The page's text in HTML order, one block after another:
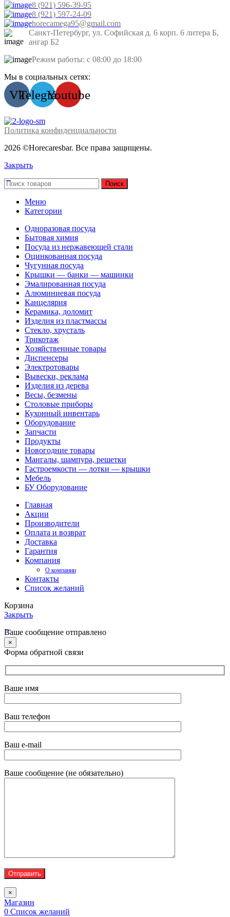
8 (921) 596-39-95
8 (921) 597-24-09
horecamega95@gmail.com
Санкт-Петербург, ул. Софийская д. 6 корп. 6 литера Б,
ангар Б2
Режим работы: с 08:00 до 18:00
Мы в социальных сетях:
VkTelegramYoutube
2026 ©Horecaresbar. Все права защищены.
Политика конфиденциальности
Закрыть
Поиск
Меню
Категории
Одноразовая посуда
Бытовая химия
Посуда из нержавеющей стали
Оцинкованная посуда
Чугунная посуда
Крышки — банки — машинки
Эмалированная посуда
Алюминиевая посуда
Канцелярия
Керамика, доломит
Изделия из пластмассы
Стекло, хрусталь
Трикотаж
Хозяйственные товары
Диспенсеры
Электротовары
Вывески, реклама
Изделия из дерева
Весы, безмены
Столовые приборы
Кухонный инвентарь
Оборудование
Запчасти
Продукты
Новогодние товары
Мангалы, шампура, решетки
Гастроемкости — лотки — крышки
Мебель
БУ Оборудование
Главная
Акции
Производители
Оплата и возврат
Доставка
Гарантия
Компания
О компании
Контакты
Список желаний
Корзина
Закрыть
Ваше сообщение отправлено
×
Форма обратной связи
Ваше имя
Ваш телефон
Ваш e-mail
Ваше сообщение (не обязательно)
×
Магазин
0 Список желаний